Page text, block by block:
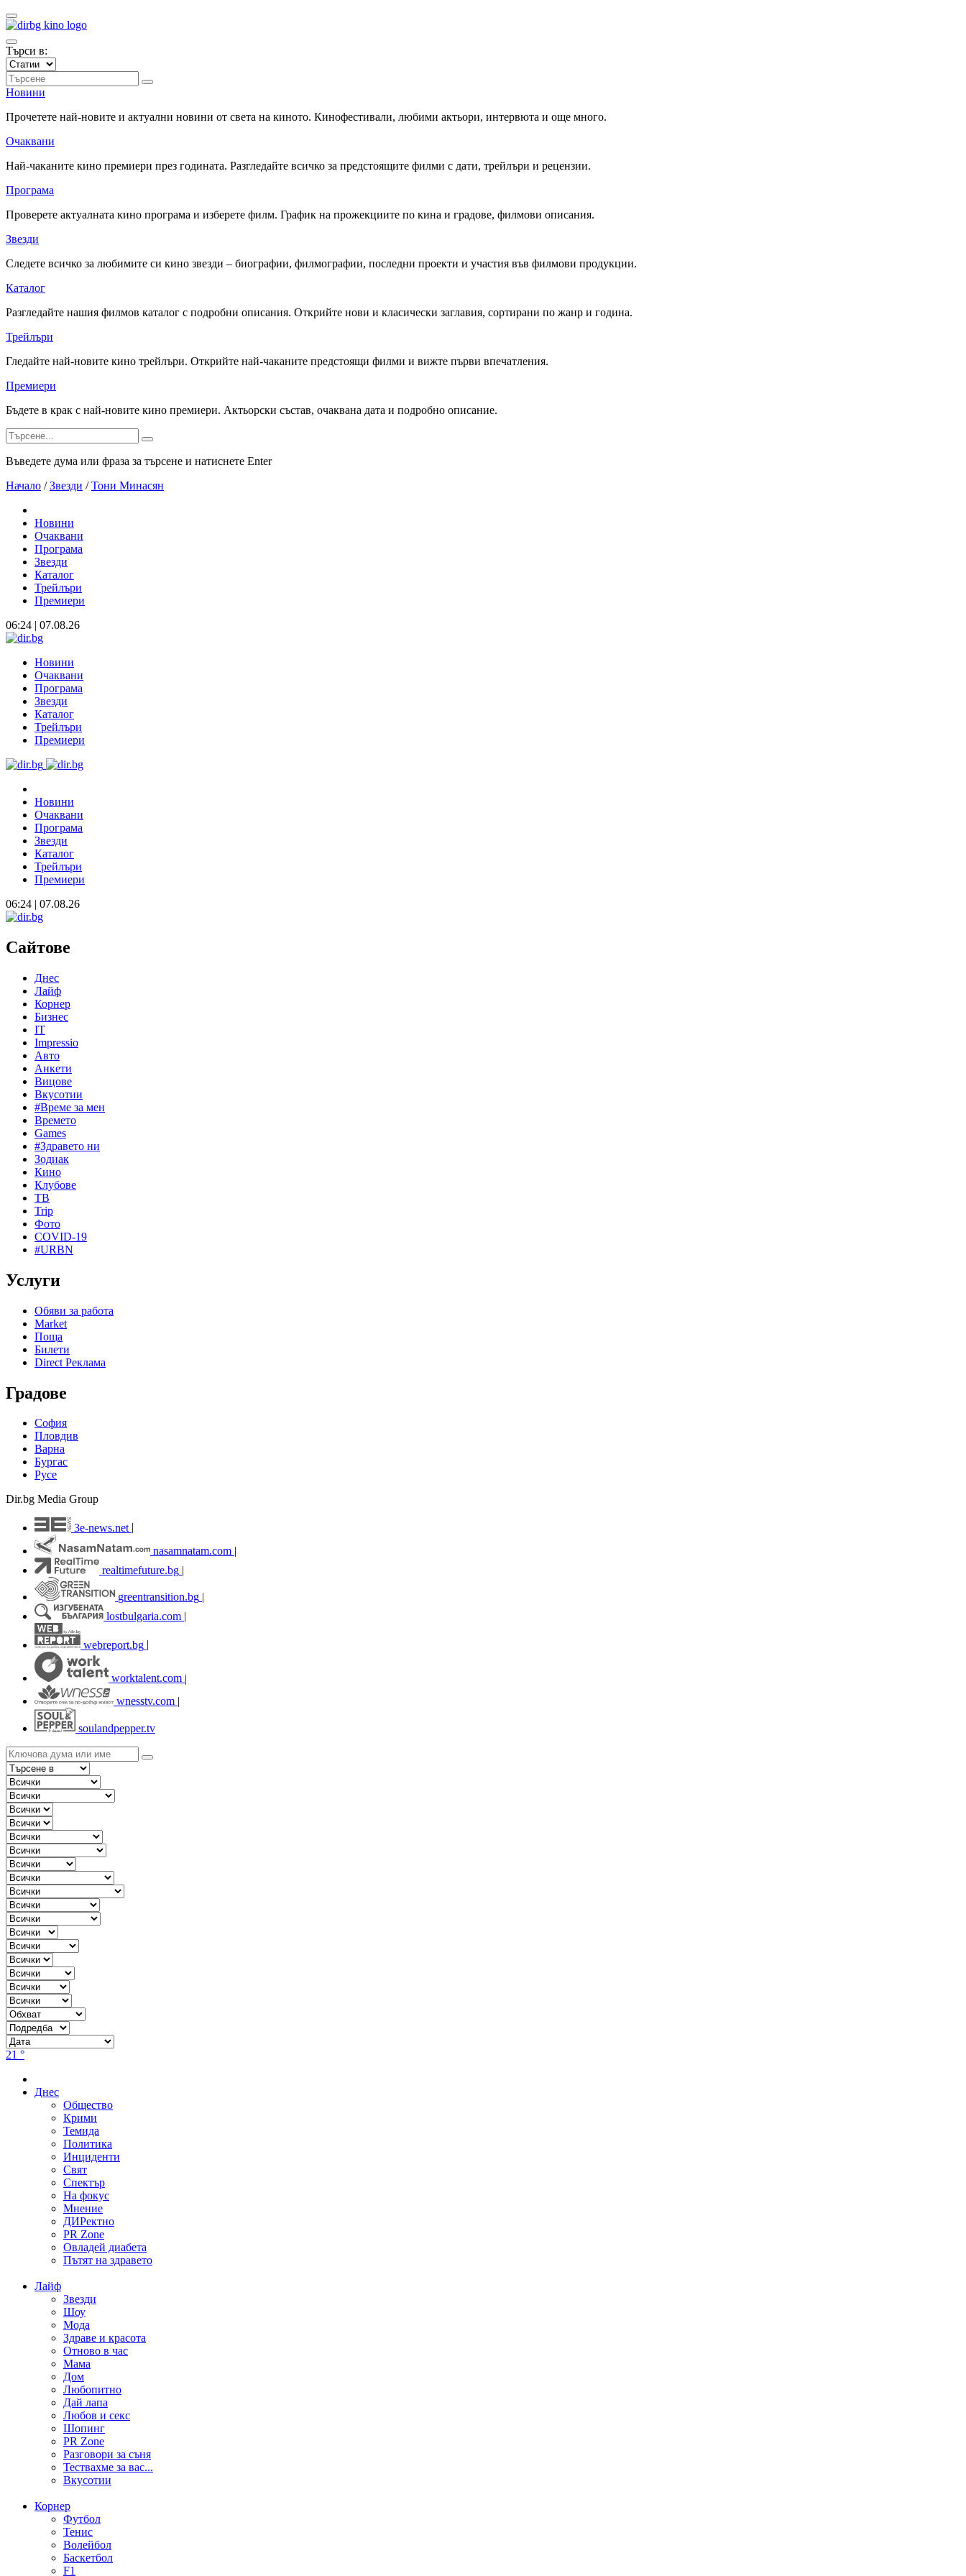
Търси в:
Новини
Прочетете най-новите и актуални новини от света на киното. Кинофестивали, любими актьори, интервюта и още много.
Очаквани
Най-чаканите кино премиери през годината. Разгледайте всичко за предстоящите филми с дати, трейлъри и рецензии.
Програма
Проверете актуалната кино програма и изберете филм. График на прожекциите по кина и градове, филмови описания.
Звезди
Следете всичко за любимите си кино звезди – биографии, филмографии, последни проекти и участия във филмови продукции.
Каталог
Разгледайте нашия филмов каталог с подробни описания. Открийте нови и класически заглавия, сортирани по жанр и година.
Трейлъри
Гледайте най-новите кино трейлъри. Открийте най-чаканите предстоящи филми и вижте първи впечатления.
Премиери
Бъдете в крак с най-новите кино премиери. Актьорски състав, очаквана дата и подробно описание.
Въведете дума или фраза за търсене и натиснете Enter
Начало / Звезди / Тони Минасян
Новини
Очаквани
Програма
Звезди
Каталог
Трейлъри
Премиери
06:24 | 07.08.26
Новини
Очаквани
Програма
Звезди
Каталог
Трейлъри
Премиери
Новини
Очаквани
Програма
Звезди
Каталог
Трейлъри
Премиери
06:24 | 07.08.26
Сайтове
Днес
Лайф
Корнер
Бизнес
IT
Impressio
Авто
Анкети
Вицове
Вкусотии
#Време за мен
Времето
Games
#Здравето ни
Зодиак
Кино
Клубове
ТВ
Trip
Фото
COVID-19
#URBN
Услуги
Обяви за работа
Market
Поща
Билети
Direct Реклама
Градове
София
Пловдив
Варна
Бургас
Русе
Dir.bg Media Group
3e-news.net
nasamnatam.com |
realtimefuture.bg |
greentransition.bg |
lostbulgaria.com |
webreport.bg
worktalent.com |
wnesstv.com |
soulandpepper.tv
21 °
Днес
Общество
Крими
Темида
Политика
Инциденти
Свят
Спектър
На фокус
Мнение
ДИРектно
PR Zone
Овладей диабета
Пътят на здравето
Лайф
Звезди
Шоу
Мода
Здраве и красота
Отново в час
Мама
Дом
Любопитно
Дай лапа
Любов и секс
Шопинг
PR Zone
Разговори за съня
Тествахме за вас...
Вкусотии
Корнер
Футбол
Тенис
Волейбол
Баскетбол
F1